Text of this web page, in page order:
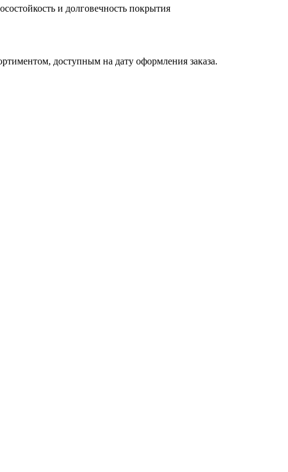
и долговечность покрытия
доступным на дату оформления заказа.